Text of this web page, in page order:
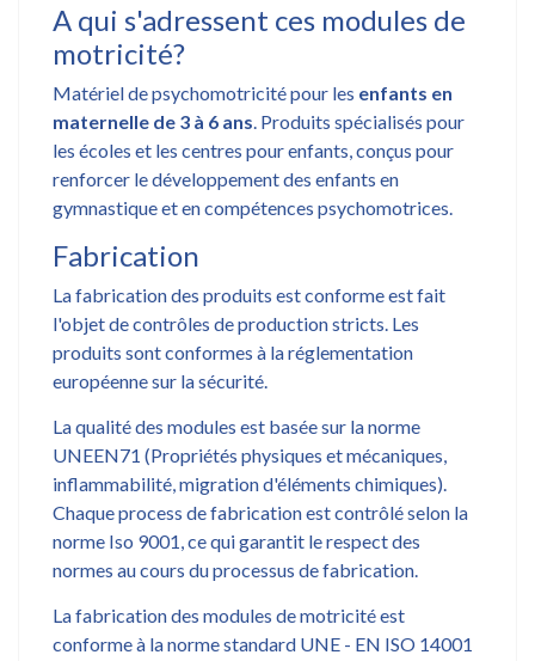
A qui s'adressent ces modules de
motricité?
Matériel de psychomotricité pour les enfants en
maternelle de 3 à 6 ans. Produits spécialisés pour
les écoles et les centres pour enfants, conçus pour
renforcer le développement des enfants en
gymnastique et en compétences psychomotrices.
Fabrication
La fabrication des produits est conforme est fait
l'objet de contrôles de production stricts. Les
produits sont conformes à la réglementation
européenne sur la sécurité.
La qualité des modules est basée sur la norme
UNEEN71 (Propriétés physiques et mécaniques,
inflammabilité, migration d'éléments chimiques).
Chaque process de fabrication est contrôlé selon la
norme Iso 9001, ce qui garantit le respect des
normes au cours du processus de fabrication.
La fabrication des modules de motricité est
conforme à la norme standard UNE - EN ISO 14001